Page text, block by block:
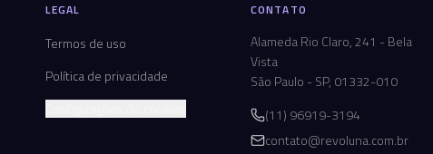
LEGAL
Termos de uso
Política de privacidade
CONTATO
Alameda Rio Claro, 241 - Bela
Vista
São Paulo - SP, 01332-010
(11) 96919-3194
contato@revoluna.com.br